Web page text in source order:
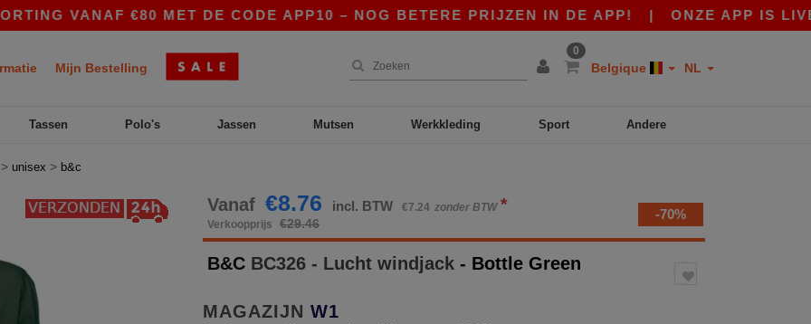
VANAF €80 MET DE CODE APP10 – NOG BETERE PRIJZEN IN DE APP! |ONZE APP IS LIVE!
Mijn Bestelling
0
Belgique NL
Tassen Polo's Jassen Mutsen Werkkleding Sport Andere
> unisex > b&c
Vanaf €8.76 incl. BTW €7.24 zonder BTW *
Verkoopprijs €29.46
-70%
B&C BC326 - Lucht windjack - Bottle Green
MAGAZIJN W1